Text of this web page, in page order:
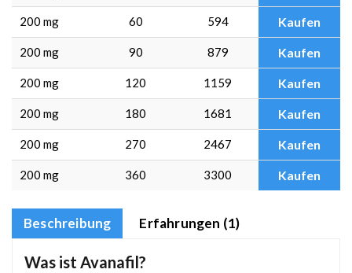
200 mg 60 594 Kaufen
200 mg 90 879 Kaufen
200 mg 120 1159 Kaufen
200 mg 180 1681 Kaufen
200 mg 270 2467 Kaufen
200 mg 360 3300 Kaufen
Beschreibung Erfahrungen (1)
Was ist Avanafil?